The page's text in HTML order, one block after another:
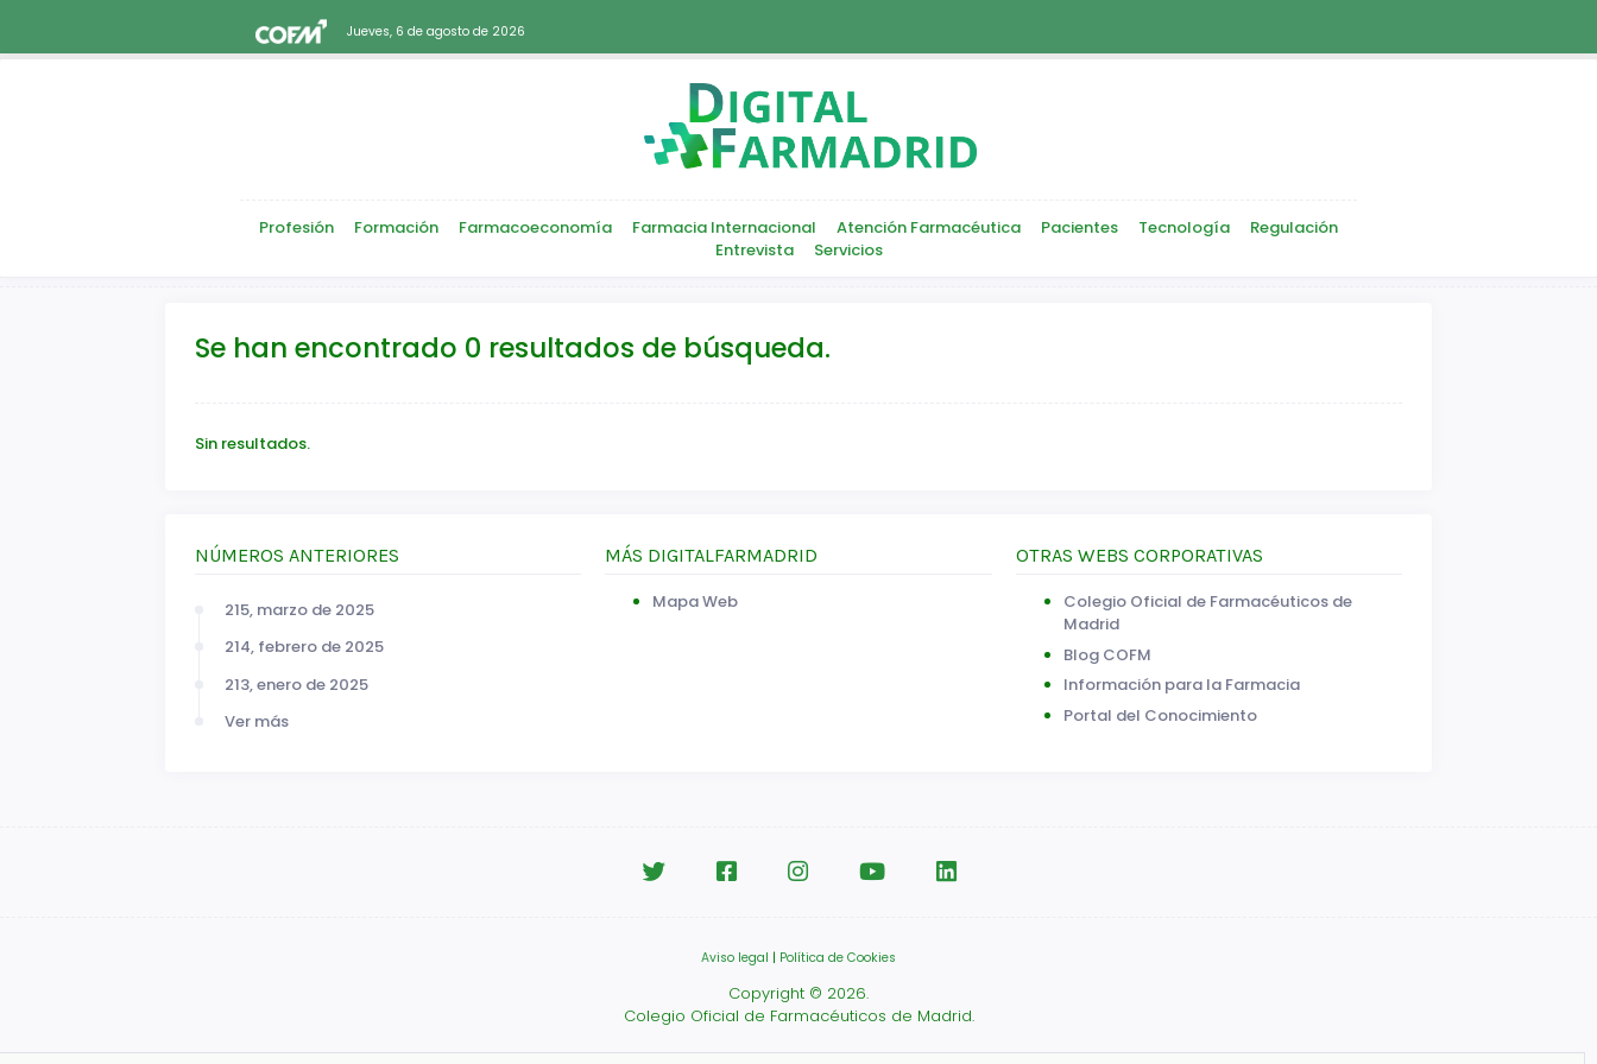
Jueves, 6 de agosto de 2026
Profesión Formación Farmacoeconomía Farmacia Internacional Atención Farmacéutica Pacientes Tecnología
Regulación
Entrevista
Servicios
Se han encontrado 0 resultados de búsqueda.
Sin resultados.
NÚMEROS ANTERIORES
215, marzo de 2025
214, febrero de 2025
213, enero de 2025
Ver más
MÁS DIGITALFARMADRID
Mapa Web
OTRAS WEBS CORPORATIVAS
Colegio Oficial de Farmacéuticos de
Madrid
Blog COFM
Información para la Farmacia
Portal del Conocimiento
Aviso legal | Política de Cookies
Copyright © 2026.
Colegio Oficial de Farmacéuticos de Madrid.